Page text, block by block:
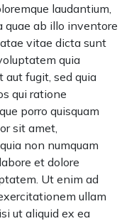
laudantium,
quae ab illo inventore
vitae dicta sunt
quia
aut fugit, sed quia
qui ratione
porro quisquam
sit amet,
non numquam
et dolore
Ut enim ad
ullam
ut aliquid ex ea